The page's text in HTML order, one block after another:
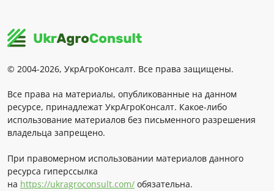
© 2004-2026, УкрАгроКонсалт. Все права защищены.
Все права на материалы, опубликованные на данном
ресурсе, принадлежат УкрАгроКонсалт. Какое-либо
использование материалов без письменного разрешения
владельца запрещено.
При правомерном использовании материалов данного
ресурса гиперссылка
на https://ukragroconsult.com/ обязательна.